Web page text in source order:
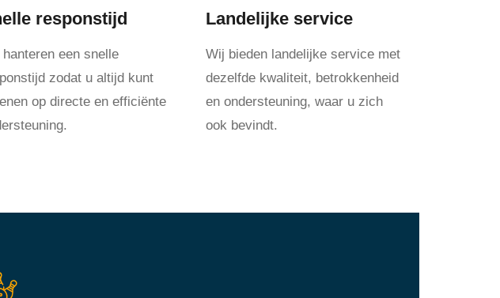
responstijd
een snelle
zodat u altijd kunt
op directe en efficiënte
Landelijke service
Wij bieden landelijke service met
dezelfde kwaliteit, betrokkenheid
en ondersteuning, waar u zich
ook bevindt.